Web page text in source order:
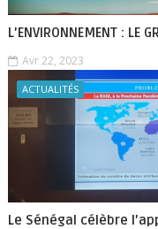
L’ENVIRONNEMENT : LE
Avr 22, 2023
ACTUALITÉS
Le Sénégal célèbre